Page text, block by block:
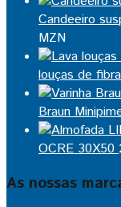
Candeeiro
MZN
louças de
Braun
OCRE 30X50
As nossas